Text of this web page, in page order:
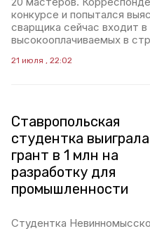
конкурсе и попытался
сварщика сейчас входит
высокооплачиваемых в
21 июля , 22:02
Ставропольская
студентка выиграла
грант в 1 млн на
разработку для
промышленности
Студентка